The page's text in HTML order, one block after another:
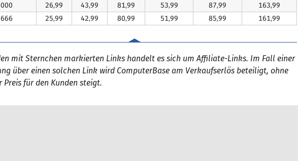
26,99 43,99 81,99 53,99 87,99
163,99
25,99 42,99 80,99 51,99 85,99 161,99
mit Sternchen markierten Links handelt es sich um Affiliate-Links. Im Fall einer
über einen solchen Link wird ComputerBase am Verkaufserlös beteiligt, ohne
Preis für den Kunden steigt.